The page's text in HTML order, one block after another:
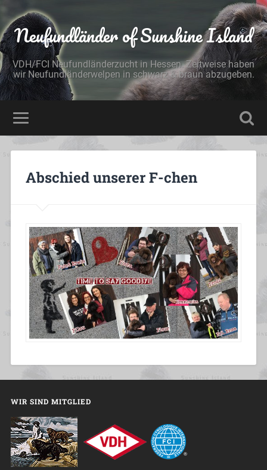
Neufundländer of Sunshine Island
VDH/FCI Neufundländerzucht in Hessen. Zeitweise haben
wir Neufundländerwelpen in schwarz & braun abzugeben.
Abschied unserer F-chen
WIR SIND MITGLIED